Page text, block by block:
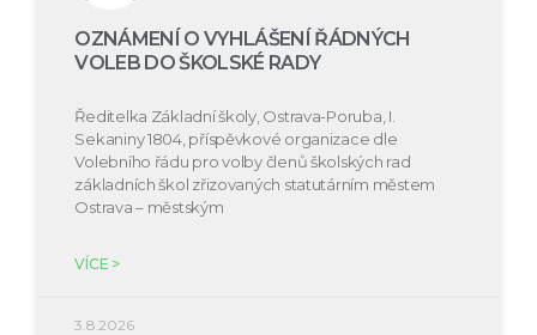
OZNÁMENÍ O VYHLÁŠENÍ ŘÁDNÝCH
VOLEB DO ŠKOLSKÉ RADY
Ředitelka Základní školy, Ostrava-Poruba, I.
Sekaniny 1804, příspěvkové organizace dle
Volebního řádu pro volby členů školských rad
základních škol zřizovaných statutárním městem
Ostrava – městským
VÍCE >
3.8.2026